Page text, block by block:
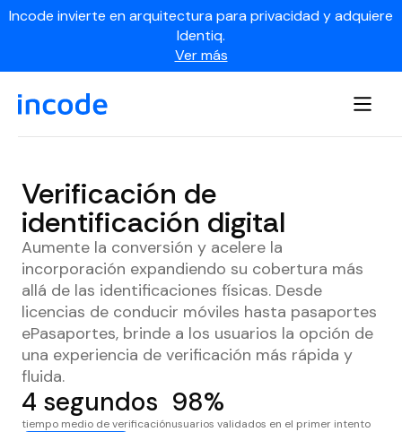
Incode invierte en arquitectura para privacidad y adquiere
Identiq.
Ver más
Verificación de
identificación digital
Aumente la conversión y acelere la
incorporación expandiendo su cobertura más
allá de las identificaciones físicas. Desde
licencias de conducir móviles hasta pasaportes
ePasaportes, brinde a los usuarios la opción de
una experiencia de verificación más rápida y
fluida.
4 segundos
tiempo medio de verificación
98%
usuarios validados en el primer intento